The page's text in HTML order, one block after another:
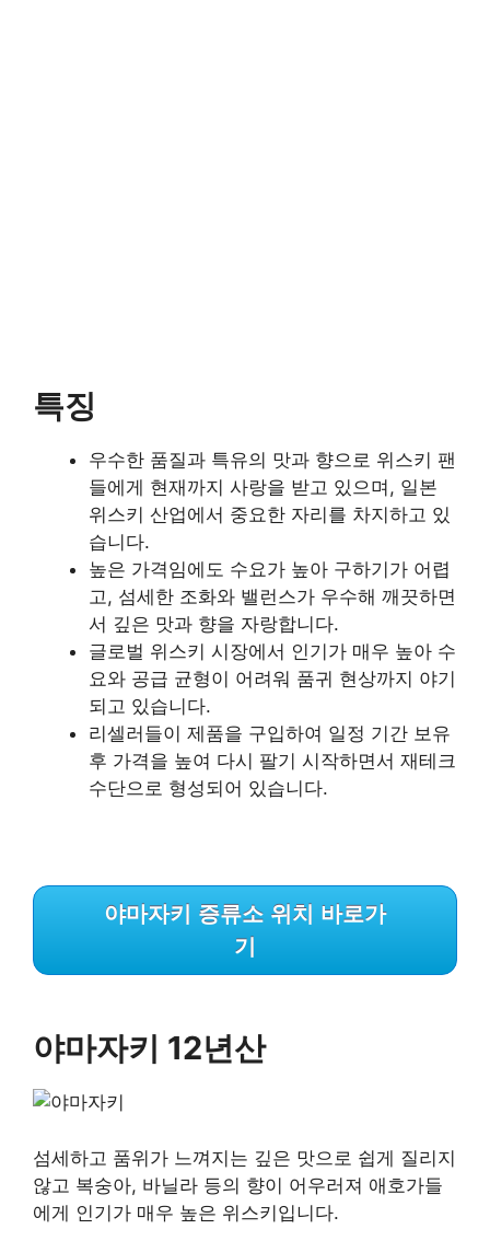
특징
우수한 품질과 특유의 맛과 향으로 위스키 팬
들에게 현재까지 사랑을 받고 있으며, 일본
위스키 산업에서 중요한 자리를 차지하고 있
습니다.
높은 가격임에도 수요가 높아 구하기가 어렵
고, 섬세한 조화와 밸런스가 우수해 깨끗하면
서 깊은 맛과 향을 자랑합니다.
글로벌 위스키 시장에서 인기가 매우 높아 수
요와 공급 균형이 어려워 품귀 현상까지 야기
되고 있습니다.
리셀러들이 제품을 구입하여 일정 기간 보유
후 가격을 높여 다시 팔기 시작하면서 재테크
수단으로 형성되어 있습니다.
야마자키 증류소 위치 바로가
기
야마자키 12년산
섬세하고 품위가 느껴지는 깊은 맛으로 쉽게 질리지
않고 복숭아, 바닐라 등의 향이 어우러져 애호가들
에게 인기가 매우 높은 위스키입니다.